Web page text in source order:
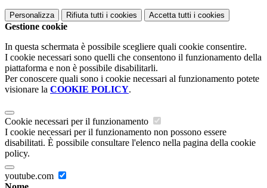
Personalizza Rifiuta tutti i cookies Accetta tutti i cookies
Gestione cookie
In questa schermata è possibile scegliere quali cookie consentire.
I cookie necessari sono quelli che consentono il funzionamento della
piattaforma e non è possibile disabilitarli.
Per conoscere quali sono i cookie necessari al funzionamento potete
visionare la COOKIE POLICY.
Cookie necessari per il funzionamento
I cookie necessari per il funzionamento non possono essere
disabilitati. È possibile consultare l'elenco nella pagina della cookie
policy.
youtube.com